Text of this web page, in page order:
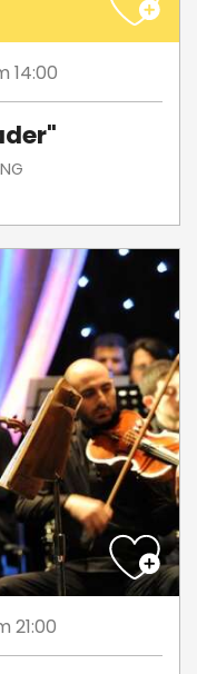
14:00
21:00